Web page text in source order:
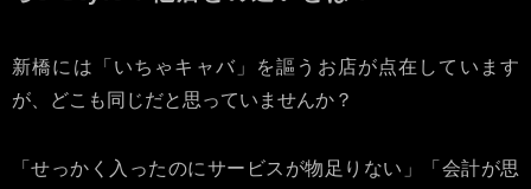
新橋には「いちゃキャバ」を謳うお店が点在しています
が、どこも同じだと思っていませんか？
「せっかく入ったのにサービスが物足りない」「会計が思